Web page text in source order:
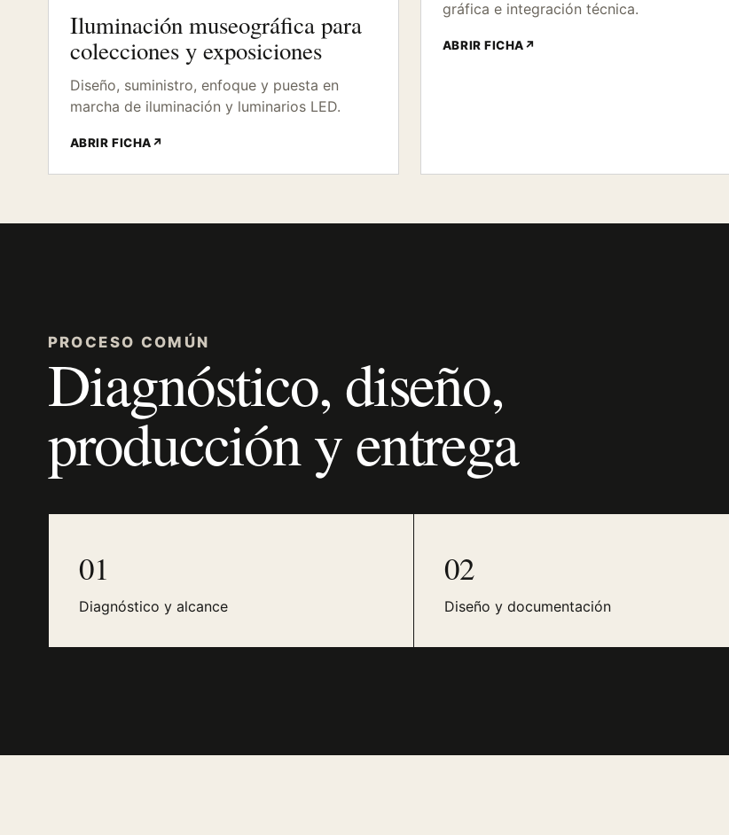
Iluminación museográfica para
colecciones y exposiciones
Diseño, suministro, enfoque y puesta en
marcha de iluminación y luminarios LED.
ABRIR FICHA↗
gráfica e integración técnica.
ABRIR FICHA↗
PROCESO COMÚN
Diagnóstico, diseño,
producción y entrega
01
Diagnóstico y alcance
02
Diseño y documentación